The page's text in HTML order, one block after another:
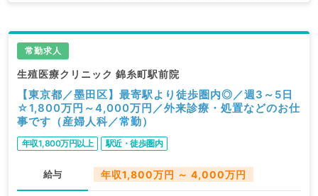
常勤求人
生殖医療クリニック 錦糸町駅前院
【東京都／墨田区】最寄駅より徒歩圏内◎／週3～5日
☆1,800万円～4,000万円／外来診療・処置などのお仕
事です（産婦人科／常勤）
年収1,800万円以上 駅近・徒歩圏内
給与 年収1,800万円 ～ 4,000万円